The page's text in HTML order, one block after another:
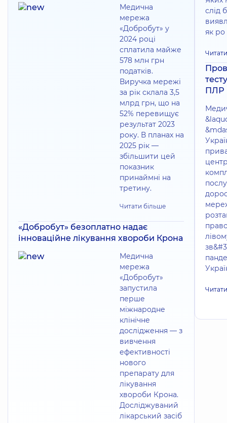
Медична
мережа
«Добробут» у
2024 році
сплатила майже
578 млн грн
податків.
Виручка мережі
за рік склала 3,5
млрд грн, що на
52% перевищує
результат 2023
року. В планах на
2025 рік —
збільшити цей
показник
принаймні на
третину.
Читати більше
«Добробут» безоплатно надає
інноваційне лікування хвороби Крона
Медична
мережа
«Добробут»
запустила
перше
міжнародне
клінічне
дослідження — з
вивчення
ефективності
нового
препарату для
лікування
хвороби Крона.
Досліджуваний
лікарський засіб
слід
як ро
ПЛР